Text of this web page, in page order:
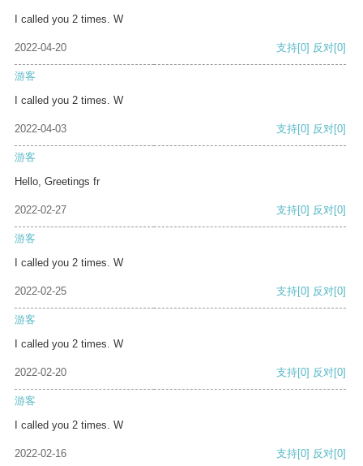
I called you 2 times. W
2022-04-20 支持[0] 反对[0]
游客
I called you 2 times. W
2022-04-03 支持[0] 反对[0]
游客
Hello, Greetings fr
2022-02-27 支持[0] 反对[0]
游客
I called you 2 times. W
2022-02-25 支持[0] 反对[0]
游客
I called you 2 times. W
2022-02-20 支持[0] 反对[0]
游客
I called you 2 times. W
2022-02-16 支持[0] 反对[0]